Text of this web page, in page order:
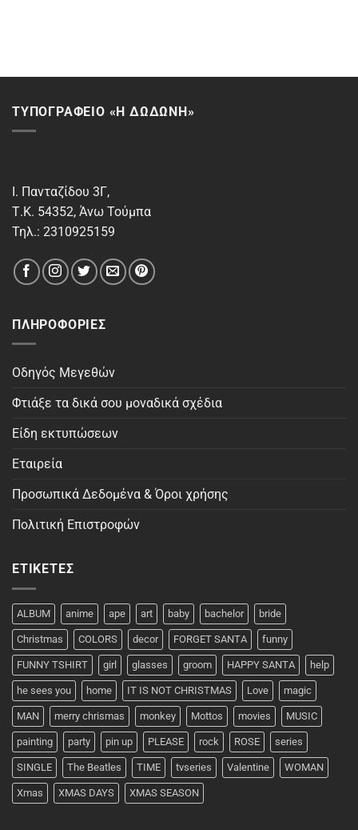
ΤΥΠΟΓΡΑΦΕΙΟ «Η ΔΩΔΩΝΗ»
Ι. Πανταζίδου 3Γ,
Τ.Κ. 54352, Άνω Τούμπα
Τηλ.: 2310925159
ΠΛΗΡΟΦΟΡΊΕΣ
Οδηγός Μεγεθών
Φτιάξε τα δικά σου μοναδικά σχέδια
Είδη εκτυπώσεων
Εταιρεία
Προσωπικά Δεδομένα & Όροι χρήσης
Πολιτική Επιστροφών
ΕΤΙΚΈΤΕΣ
ALBUM anime ape art baby bachelor bride
Christmas COLORS decor FORGET SANTA funny
FUNNY TSHIRT girl glasses groom HAPPY SANTA help
he sees you home IT IS NOT CHRISTMAS Love magic
MAN merry chrismas monkey Mottos movies MUSIC
painting party pin up PLEASE rock ROSE series
SINGLE The Beatles TIME tvseries Valentine WOMAN
Xmas XMAS DAYS XMAS SEASON